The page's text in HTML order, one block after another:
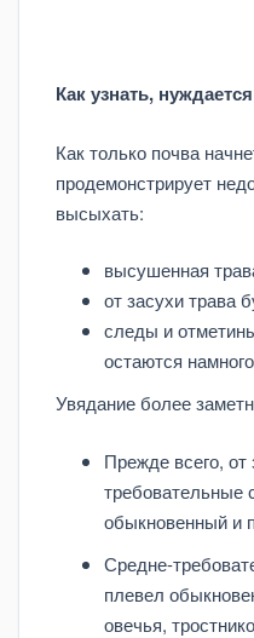
Как узнать,
Как только почва
продемонстрирует
высыхать:
высушенная
от засухи трава
следы и
остаются
Увядание более
Прежде всего,
требовательные
обыкновенный и
Средне-
плевел
овечья,